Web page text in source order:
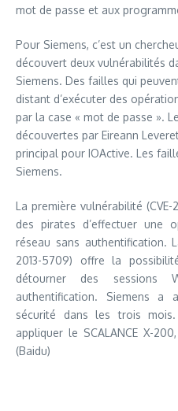
mot de passe et aux
Pour Siemens, c’est un
découvert deux vulnérabilités
Siemens. Des failles qui
distant d’exécuter des
par la case « mot de passe ».
découvertes par Eireann
principal pour IOActive. Les
Siemens.
La première vulnérabilité
des pirates d’effectuer une
réseau sans authentification.
2013-5709) offre la
détourner des
authentification. Siemens a
sécurité dans les trois
appliquer le SCALANCE X-
(Baidu)